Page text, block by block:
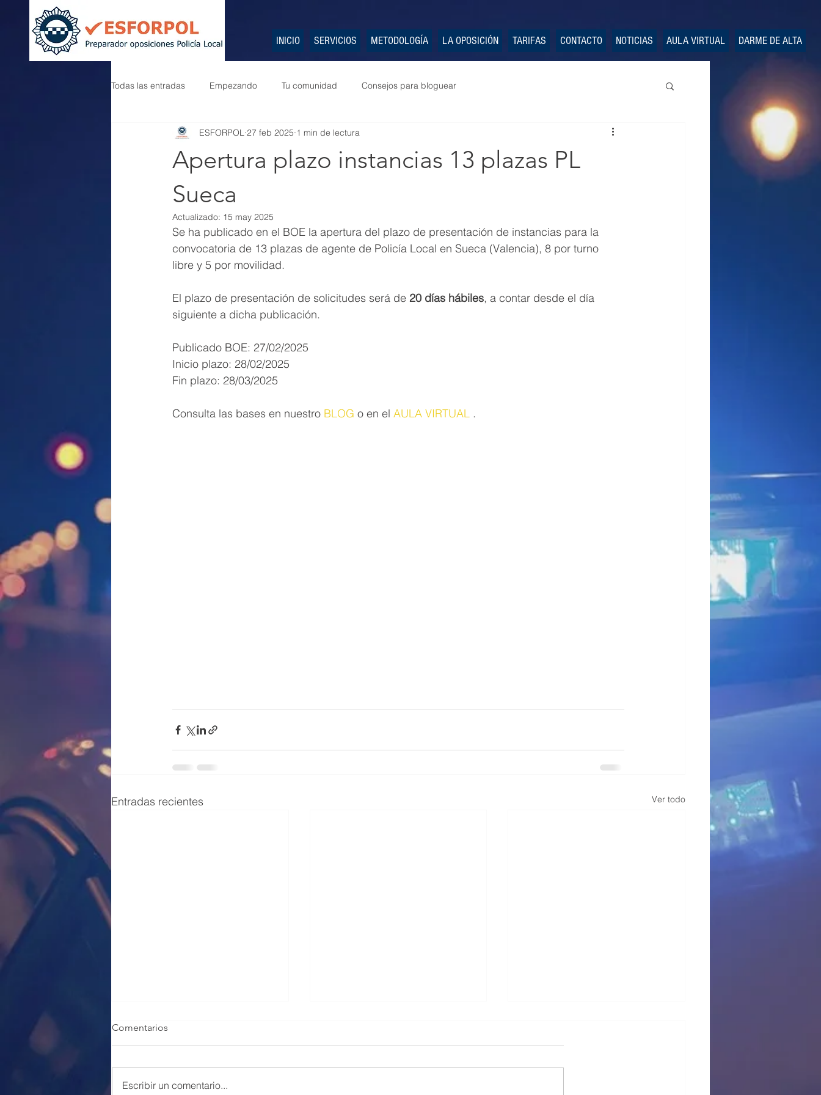
INICIO SERVICIOS METODOLOGÍA LA OPOSICIÓN TARIFAS CONTACTO NOTICIAS AULA VIRTUAL DARME DE ALTA
Todas las entradas Empezando Tu comunidad Consejos para bloguear
Apertura plazo instancias 13 plazas PL
Sueca
ESFORPOL 27 feb 2025 1 min de lectura
Actualizado: 15 may 2025
Se ha publicado en el BOE la apertura del plazo de presentación de instancias para la
convocatoria de 13 plazas de agente de Policía Local en Sueca (Valencia), 8 por turno
libre y 5 por movilidad.
El plazo de presentación de solicitudes será de 20 días hábiles, a contar desde el día
siguiente a dicha publicación.
Publicado BOE: 27/02/2025
Inicio plazo: 28/02/2025
Fin plazo: 28/03/2025
Consulta las bases en nuestro BLOG o en el AULA VIRTUAL .
Entradas recientes Ver todo
Comentarios
Escribir un comentario...